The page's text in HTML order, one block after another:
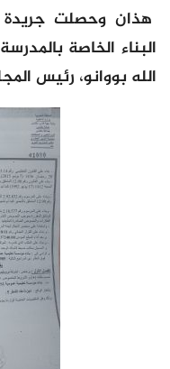
هذان وحصلت
البناء الخاصة
الله بووانو، رئيس